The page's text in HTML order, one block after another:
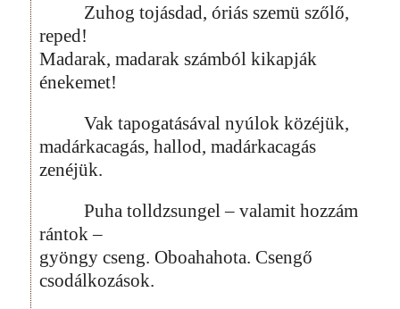
Zuhog tojásdad, óriás szemü szőlő,
reped!
Madarak, madarak számból kikapják
énekemet!
Vak tapogatásával nyúlok közéjük,
madárkacagás, hallod, madárkacagás
zenéjük.
Puha tolldzsungel – valamit hozzám
rántok –
gyöngy cseng. Oboahahota. Csengő
csodálkozások.